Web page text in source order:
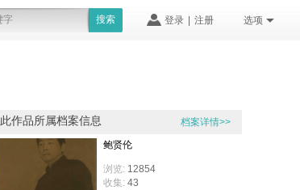
选项
登录 注册
搜索
此作品所属档案信息
档案详情>>
鲍贤伦
浏览: 12854
收集: 43